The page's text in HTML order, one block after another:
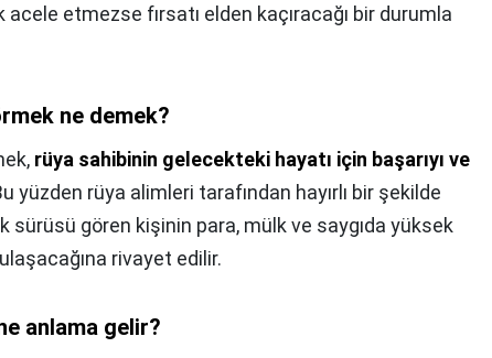
acele etmezse fırsatı elden kaçıracağı bir durumla
ne demek?
rüya sahibinin gelecekteki hayatı için başarıyı ve
yüzden rüya alimleri tarafından hayırlı bir şekilde
sürüsü gören kişinin para, mülk ve saygıda yüksek
rivayet edilir.
anlama gelir?